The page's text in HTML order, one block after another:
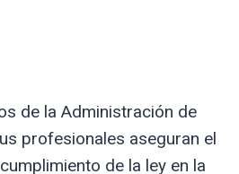
de la Administración de
profesionales aseguran el
de la ley en la